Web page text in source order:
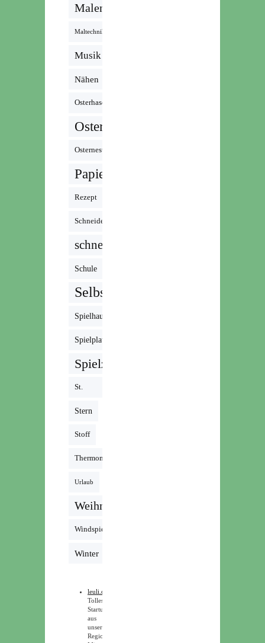
Malen
Maltechnik
Musik /
Radio /
Nähen
Osterhase
Ostern
Osternest
Papier
Rezept
Schneiden
schnell
Schule
Selbstgemacht
Spielhaus
Spielplatz
Spielzeug
St.
Martin
Stern
Stoff
Thermomix
Urlaub
Weihnachten
Windspiel
Winter
leuli.de
Tolles
Startup
aus
unserer
Region!